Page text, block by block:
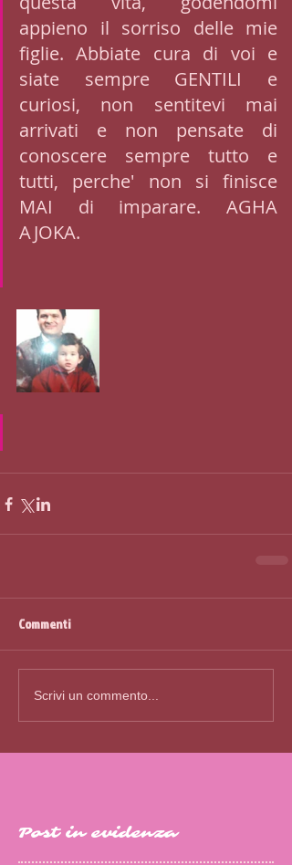
appieno il sorriso delle mie
figlie. Abbiate cura di voi e
siate sempre GENTILI e
curiosi, non sentitevi mai
arrivati e non pensate di
conoscere sempre tutto e
tutti, perche' non si finisce
MAI di imparare. AGHA
AJOKA.
Commenti
Scrivi un commento...
Post in evidenza